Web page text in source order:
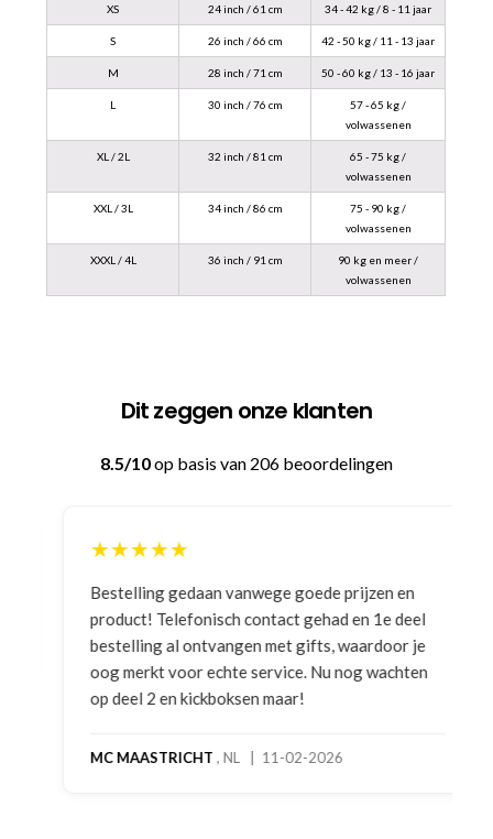
XS 24 inch / 61 cm 34 - 42 kg / 8 - 11 jaar
S 26 inch / 66 cm 42 - 50 kg / 11 - 13 jaar
M 28 inch / 71 cm 50 - 60 kg / 13 - 16 jaar
L 30 inch / 76 cm
57 - 65 kg /
volwassenen
XL / 2L 32 inch / 81 cm
65 - 75 kg /
volwassenen
XXL / 3L 34 inch / 86 cm
75 - 90 kg /
volwassenen
XXXL / 4L 36 inch / 91 cm
90 kg en meer /
volwassenen
Dit zeggen onze klanten
8.5/10op basis van 206 beoordelingen
★★★★★
Bestelling gedaan vanwege goede prijzen en
product! Telefonisch contact gehad en 1e deel
bestelling al ontvangen met gifts, waardoor je
oog merkt voor echte service. Nu nog wachten
op deel 2 en kickboksen maar!
MC MAASTRICHT, NL | 11-02-2026